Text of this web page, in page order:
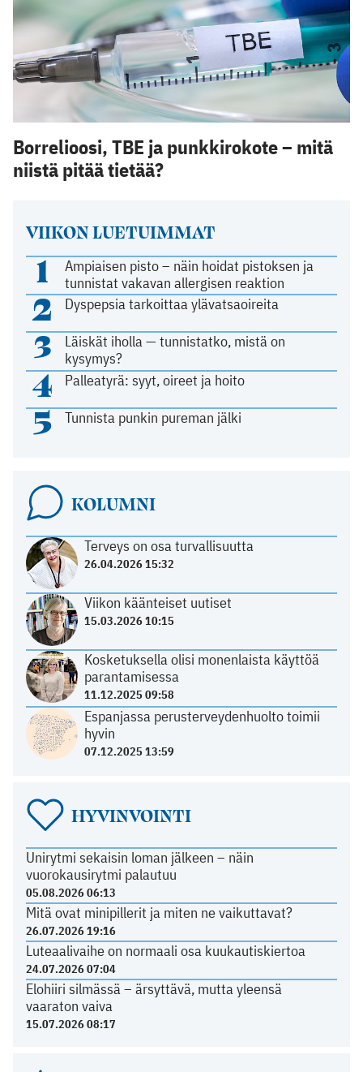
VIIKON LUETUIMMAT
1
Ampiaisen pisto – näin hoidat pistoksen ja
tunnistat vakavan allergisen reaktion
2 Dyspepsia tarkoittaa ylävatsaoireita
3
Läiskät iholla — tunnistatko, mistä on
kysymys?
4 Palleatyrä: syyt, oireet ja hoito
5 Tunnista punkin pureman jälki
KOLUMNI
Terveys on osa turvallisuutta
26.04.2026 15:32
Viikon käänteiset uutiset
15.03.2026 10:15
Kosketuksella olisi monenlaista käyttöä
parantamisessa
11.12.2025 09:58
Espanjassa perusterveydenhuolto toimii
hyvin
07.12.2025 13:59
HYVINVOINTI
Unirytmi sekaisin loman jälkeen – näin
vuorokausirytmi palautuu
05.08.2026 06:13
Mitä ovat minipillerit ja miten ne vaikuttavat?
26.07.2026 19:16
Luteaalivaihe on normaali osa kuukautiskiertoa
24.07.2026 07:04
Elohiiri silmässä – ärsyttävä, mutta yleensä
vaaraton vaiva
15.07.2026 08:17
Borrelioosi, TBE ja punkkirokote – mitä
niistä pitää tietää?